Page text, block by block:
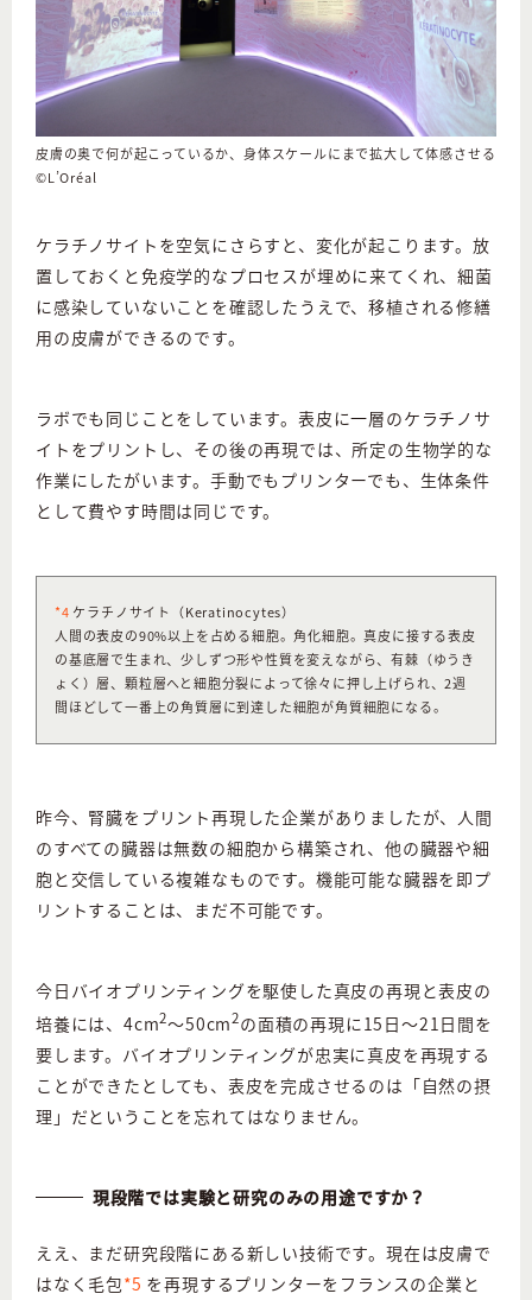
皮膚の奥で何が起こっているか、身体スケールにまで拡大して体感させる
©L’Oréal
ケラチノサイトを空気にさらすと、変化が起こります。放
置しておくと免疫学的なプロセスが埋めに来てくれ、細菌
に感染していないことを確認したうえで、移植される修繕
用の皮膚ができるのです。
ラボでも同じことをしています。表皮に一層のケラチノサ
イトをプリントし、その後の再現では、所定の生物学的な
作業にしたがいます。手動でもプリンターでも、生体条件
として費やす時間は同じです。
*4 ケラチノサイト（Keratinocytes）
人間の表皮の90%以上を占める細胞。角化細胞。真皮に接する表皮
の基底層で生まれ、少しずつ形や性質を変えながら、有棘（ゆうき
ょく）層、顆粒層へと細胞分裂によって徐々に押し上げられ、2週
間ほどして一番上の角質層に到達した細胞が角質細胞になる。
昨今、腎臓をプリント再現した企業がありましたが、人間
のすべての臓器は無数の細胞から構築され、他の臓器や細
胞と交信している複雑なものです。機能可能な臓器を即プ
リントすることは、まだ不可能です。
今日バイオプリンティングを駆使した真皮の再現と表皮の
培養には、4cm2〜50cm2の面積の再現に15日〜21日間を
要します。バイオプリンティングが忠実に真皮を再現する
ことができたとしても、表皮を完成させるのは「自然の摂
理」だということを忘れてはなりません。
現段階では実験と研究のみの用途ですか？
ええ、まだ研究段階にある新しい技術です。現在は皮膚で
はなく毛包*5 を再現するプリンターをフランスの企業と